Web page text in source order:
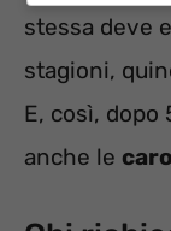
stessa deve
stagioni,
E, così, dopo
anche le